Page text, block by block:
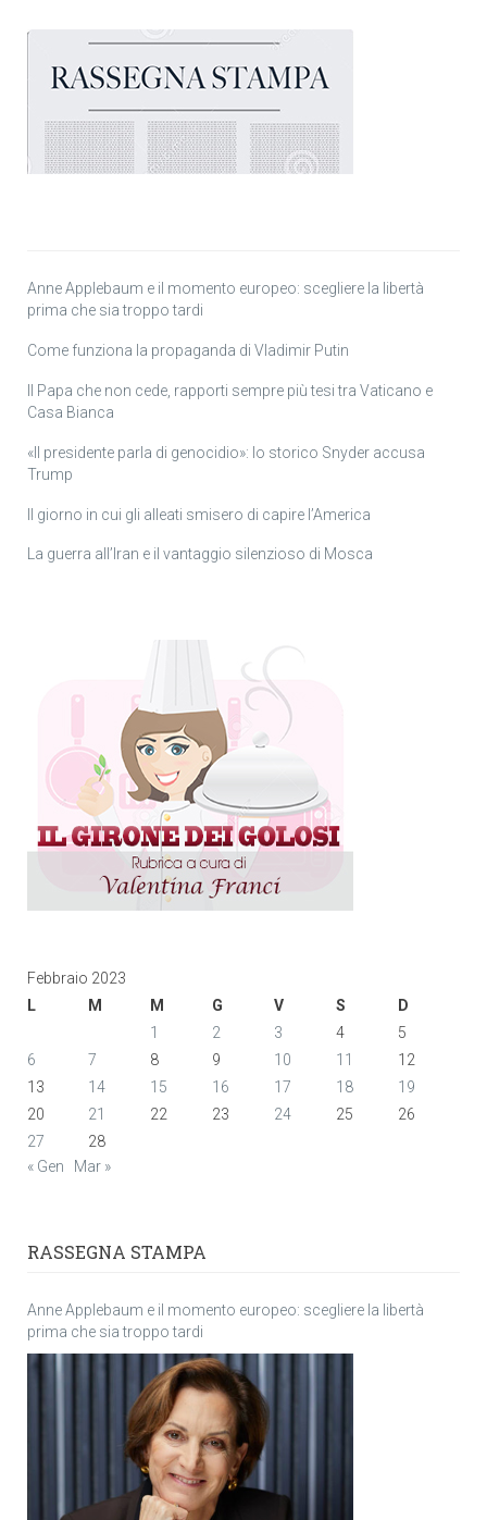
Anne Applebaum e il momento europeo: scegliere la libertà
prima che sia troppo tardi
Come funziona la propaganda di Vladimir Putin
Il Papa che non cede, rapporti sempre più tesi tra Vaticano e
Casa Bianca
«Il presidente parla di genocidio»: lo storico Snyder accusa
Trump
Il giorno in cui gli alleati smisero di capire l’America
La guerra all’Iran e il vantaggio silenzioso di Mosca
Febbraio 2023
L
M M G V S
D
1
2 3 4
5
6
7 8 9 10 11
12
13
14 15 16 17 18
19
20
21 22 23 24 25
26
27
28
« Gen
Mar »
RASSEGNA STAMPA
Anne Applebaum e il momento europeo: scegliere la libertà
prima che sia troppo tardi